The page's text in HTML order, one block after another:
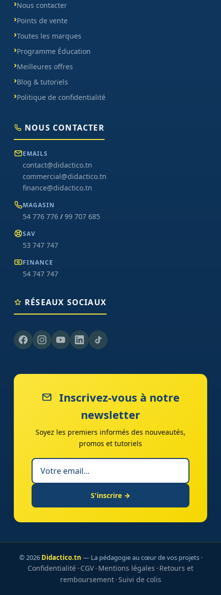
Nous contacter
Points de vente
Toutes les marques
Programme Éducation
Meilleures offres
Blog & tutoriels
Politique de confidentialité
NOUS CONTACTER
EMAILS
contact@didactico.tn
commercial@didactico.tn
finance@didactico.tn
MAGASIN
54 776 776 / 99 707 685
SAV
53 747 747
FINANCE
54 747 747
RÉSEAUX SOCIAUX
Inscrivez-vous à notre
newsletter
Soyez les premiers informés des nouveautés,
promos et tutoriels
S'inscrire →
© 2026 Didactico.tn — La pédagogie au cœur de vos projets ·
Confidentialité · CGV· Mentions légales · Retours et
remboursement·Suivi de colis